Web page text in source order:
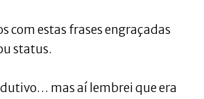
com estas frases engraçadas
status.
mas aí lembrei que era